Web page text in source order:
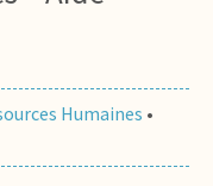
Humaines •